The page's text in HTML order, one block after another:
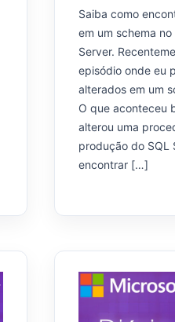
Saiba como
em um schema
Server.
episódio onde eu
alterados em um
O que aconteceu
alterou uma
produção do SQL
encontrar […]